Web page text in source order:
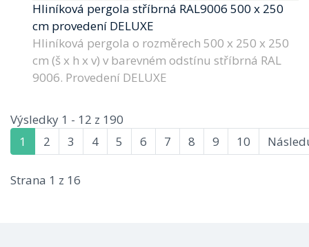
Hliníková pergola stříbrná RAL9006 500 x 250
cm provedení DELUXE
Hliníková pergola o rozměrech 500 x 250 x 250
cm (š x h x v) v barevném odstínu stříbrná RAL
9006. Provedení DELUXE
Výsledky 1 - 12 z 190
1
2 3 4 5 6 7 8 9 10
Strana 1 z 16